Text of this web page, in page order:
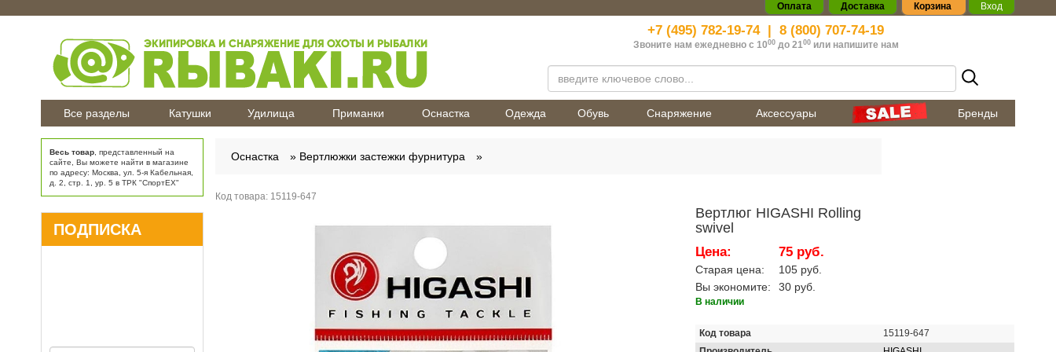
Оплата Доставка Корзина Вход
+7 (495) 782-19-74| 8 (800) 707-74-19
Звоните нам ежедневно с 1000до 2100 или напишите нам
Все разделы Катушки Удилища Приманки Оснастка Одежда Обувь Снаряжение Аксессуары Бренды
Оснастка Вертлюжки застежки фурнитура
Код товара: 15119-647
Вертлюг HIGASHI Rolling
swivel
Цена: 75 руб.
Старая цена:
105 руб.
Вы экономите:
30 руб.
В наличии
Код товара
15119-647
Весь товар , представленный на
сайте, Вы можете найти в магазине
по адресу: Москва, ул. 5-я Кабельная,
д. 2, стр. 1, ур. 5 в ТРК "СпортЕХ"
ПОДПИСКА